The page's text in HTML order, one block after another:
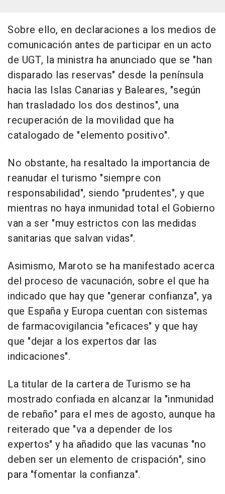
Sobre ello, en declaraciones a los medios de
comunicación antes de participar en un acto
de UGT, la ministra ha anunciado que se "han
disparado las reservas" desde la península
hacia las Islas Canarias y Baleares, "según
han trasladado los dos destinos", una
recuperación de la movilidad que ha
catalogado de "elemento positivo".
No obstante, ha resaltado la importancia de
reanudar el turismo "siempre con
responsabilidad", siendo "prudentes", y que
mientras no haya inmunidad total el Gobierno
van a ser "muy estrictos con las medidas
sanitarias que salvan vidas".
Asimismo, Maroto se ha manifestado acerca
del proceso de vacunación, sobre el que ha
indicado que hay que "generar confianza", ya
que España y Europa cuentan con sistemas
de farmacovigilancia "eficaces" y que hay
que "dejar a los expertos dar las
indicaciones".
La titular de la cartera de Turismo se ha
mostrado confiada en alcanzar la "inmunidad
de rebaño" para el mes de agosto, aunque ha
reiterado que "va a depender de los
expertos" y ha añadido que las vacunas "no
deben ser un elemento de crispación", sino
para "fomentar la confianza".